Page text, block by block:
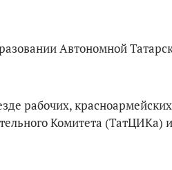
Автономной
рабочих,
Комитета (ТатЦИКа)